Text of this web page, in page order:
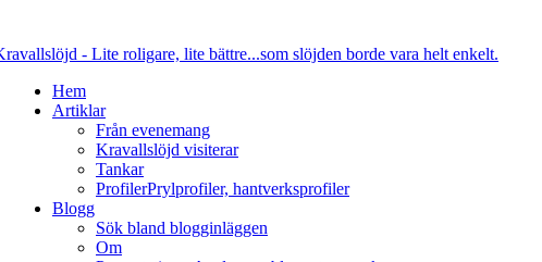
Hem
Artiklar
Från evenemang
Kravallslöjd visiterar
Tankar
ProfilerPrylprofiler, hantverksprofiler
Blogg
Sök bland blogginläggen
Om